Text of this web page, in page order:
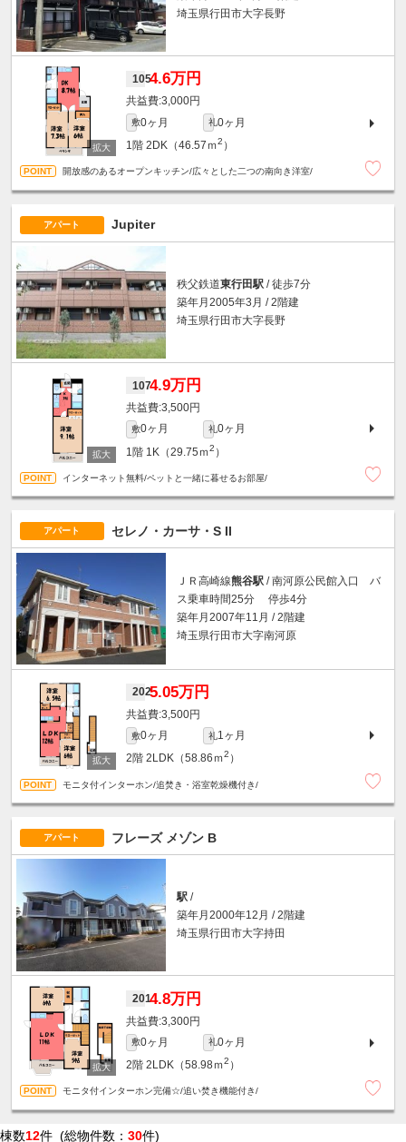
埼玉県行田市大字長野
1054.6万円
3,000円
敷0ヶ月 礼0ヶ月
1階 2DK（46.57ｍ2 ）
開放感のあるオープンキッチン/広々とした二つの南向き洋室/
アパート Jupiter
秩父鉄道東行田駅 / 徒歩7分
築年月2005年3月 / 2階建
埼玉県行田市大字長野
1074.9万円
3,500円
敷0ヶ月 礼0ヶ月
1階 1K（29.75ｍ2 ）
インターネット無料/ペットと一緒に暮せるお部屋/
アパート セレノ・カーサ・S II
ＪＲ高崎線熊谷駅 / 南河原公民館入口 バ
ス乗車時間25分 停歩4分
築年月2007年11月 / 2階建
埼玉県行田市大字南河原
2025.05万円
3,500円
敷0ヶ月 礼1ヶ月
2階 2LDK（58.86ｍ2 ）
モニタ付インターホン/追焚き・浴室乾燥機付き/
アパート フレーズ メゾン B
駅 /
築年月2000年12月 / 2階建
埼玉県行田市大字持田
2014.8万円
3,300円
敷0ヶ月 礼0ヶ月
2階 2LDK（58.98ｍ2 ）
モニタ付インターホン完備☆/追い焚き機能付き/
棟数12件 (総物件数： 30件)